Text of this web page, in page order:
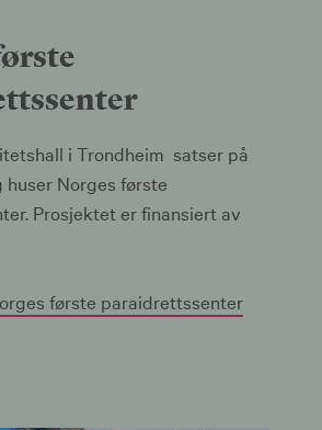
i Trondheim satser på
huser Norges første
Prosjektet er finansiert av
første paraidrettssenter